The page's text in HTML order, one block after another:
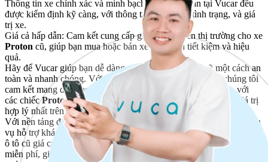
Thông tin xe chính xác và minh bạch: Tất cả xe bán tại Vucar đều
được kiểm định kỹ càng, với thông tin rõ ràng về tình trạng, và giá
trị xe.
Giá cả hấp dẫn: Cam kết cung cấp giá tốt nhất trên thị trường cho xe
Proton cũ, giúp bạn mua hoặc bán xe một cách tiết kiệm và hiệu
quả.
Hãy để Vucar giúp bạn dễ dàng mua bán xe Proton
cũ một cách an
toàn và nhanh chóng. Với công cụ
, chúng tôi
cam kết mang đến cho bạn trải nghiệm mua bán xe cũ uy tín, với
các chiếcProtonđã qua sử dụng đảm bảo chất lượng cao và giá trị
hợp lý nhất trên thị trường.
Với nền tảng đấu giá xe có sự tham gia của hơn 2000 người và dịch
vụ hỗ trợ khách hàng tận tâm, Vucar đảm bảo bạn sẽ được thu mua
ô tô cũ giá cao nhất. Chúng tôi cung cấp kiểm tra và định giá xe
miễn phí, giúp bạn đưa ra quyết định bán xe thông minh và hiệu